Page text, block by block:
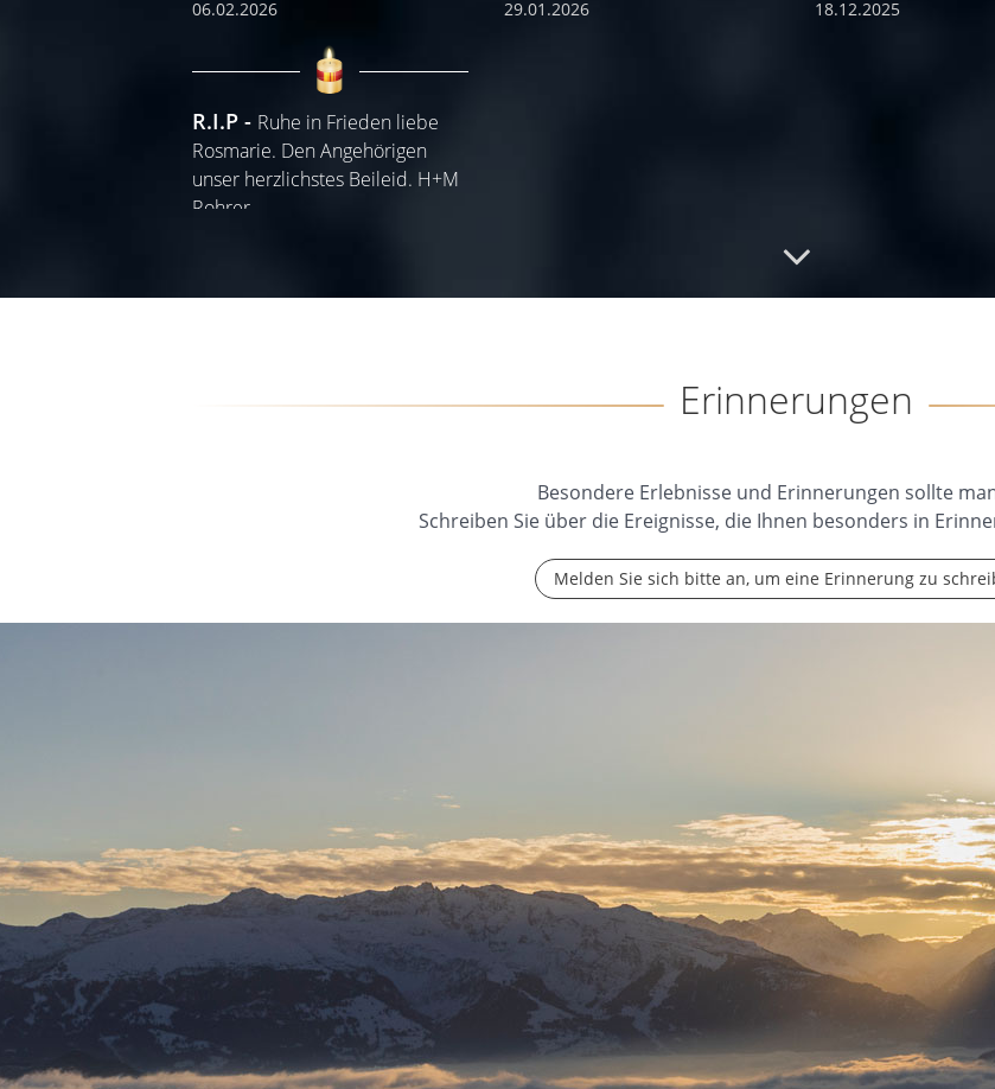
06.02.2026 29.01.2026 18.12.2025
R.I.P
Ruhe in Frieden liebe
Rosmarie. Den Angehörigen
unser herzlichstes Beileid. H+M
Rohrer
Erinnerungen
Besondere Erlebnisse und Erinnerungen sollte
Schreiben Sie über die Ereignisse, die Ihnen besonders in
Melden Sie sich bitte an, um eine Erinnerung zu